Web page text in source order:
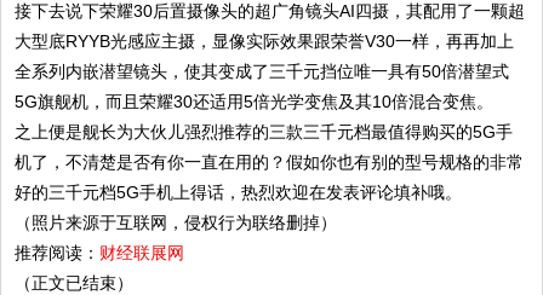
接下去说下荣耀30后置摄像头的超广角镜头AI四摄，其配用了一颗超
大型底RYYB光感应主摄，显像实际效果跟荣誉V30一样，再再加上
全系列内嵌潜望镜头，使其变成了三千元挡位唯一具有50倍潜望式
5G旗舰机，而且荣耀30还适用5倍光学变焦及其10倍混合变焦。
之上便是舰长为大伙儿强烈推荐的三款三千元档最值得购买的5G手
机了，不清楚是否有你一直在用的？假如你也有别的型号规格的非常
好的三千元档5G手机上得话，热烈欢迎在发表评论填补哦。
（照片来源于互联网，侵权行为联络删掉）
推荐阅读： 财经联展网
（正文已结束）